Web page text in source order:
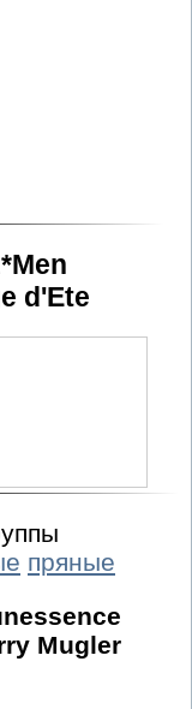
d'Ete
пряные
Mugler